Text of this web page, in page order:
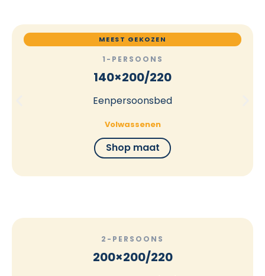
MEEST GEKOZEN
1-PERSOONS
140×200/220
Eenpersoonsbed
Volwassenen
Shop maat
2-PERSOONS
200×200/220